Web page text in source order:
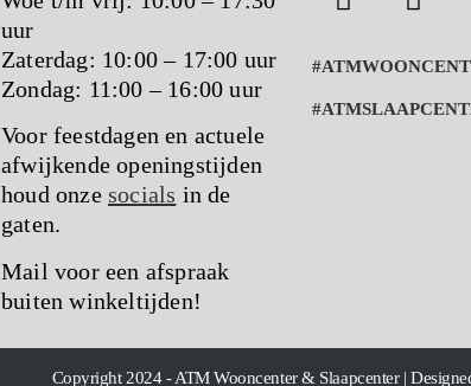
uur
Zaterdag: 10:00 – 17:00 uur
Zondag: 11:00 – 16:00 uur
Voor feestdagen en actuele
afwijkende openingstijden
houd onze socials in de
gaten.
Mail voor een afspraak
buiten winkeltijden!
Copyright 2024 - ATM Wooncenter & Slaapcenter |